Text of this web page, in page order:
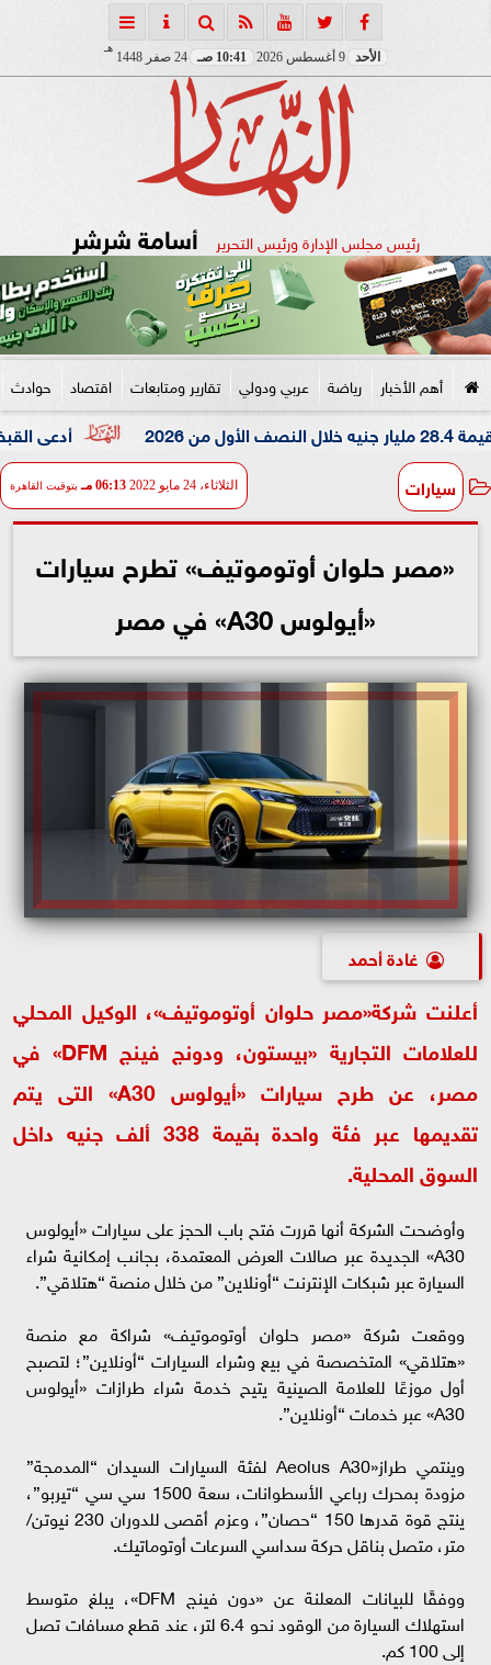
الأحد 10:41 صـ 24 صفر 1448
هـ
رئيس مجلس الإدارة ورئيس التحرير أسامة شرشر
أهم الأخبار رياضة عربي ودولي تقارير ومتابعات اقتصاد حوادث
أدعى القبض على
سيارات الثلاثاء، 24 مايو 2022 06:13 مـ بتوقيت القاهرة
«مصر حلوان أوتوموتيف» تطرح سيارات
«أيولوس A30» في مصر
غادة أحمد
أعلنت شركة«مصر حلوان أوتوموتيف»، الوكيل المحلي
للعلامات التجارية «بيستون، ودونج فينج DFM» في
مصر، عن طرح سيارات «أيولوس A30» التى يتم
تقديمها عبر فئة واحدة بقيمة 338 ألف جنيه داخل
السوق المحلية.
وأوضحت الشركة أنها قررت فتح باب الحجز على سيارات «أيولوس
A30» الجديدة عبر صالات العرض المعتمدة، بجانب إمكانية شراء
السيارة عبر شبكات الإنترنت “أونلاين” من خلال منصة “هتلاقي”.
ووقعت شركة «مصر حلوان أوتوموتيف» شراكة مع منصة
«هتلاقي» المتخصصة في بيع وشراء السيارات “أونلاين”؛ لتصبح
أول موزعًا للعلامة الصينية يتيح خدمة شراء طرازات «أيولوس
A30» عبر خدمات “أونلاين”.
وينتمي طراز«Aeolus A30 لفئة السيارات السيدان “المدمجة”
مزودة بمحرك رباعي الأسطوانات، سعة 1500 سي سي “تيربو”،
ينتج قوة قدرها 150 “حصان”، وعزم أقصى للدوران 230 نيوتن/
متر، متصل بناقل حركة سداسي السرعات أوتوماتيك.
ووفقًا للبيانات المعلنة عن «دون فينج DFM»، يبلغ متوسط
استهلاك السيارة من الوقود نحو 6.4 لتر، عند قطع مسافات تصل
إلى 100 كم.